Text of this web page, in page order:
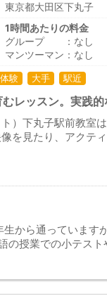
東京都大田区下丸子
1時間あたりの料金
グループ ：なし
マンツーマン：なし
験 大手 駅近
レッスン。実践
）下丸子駅前教室
を見たり、アクテ
から通っています
の授業での小テス